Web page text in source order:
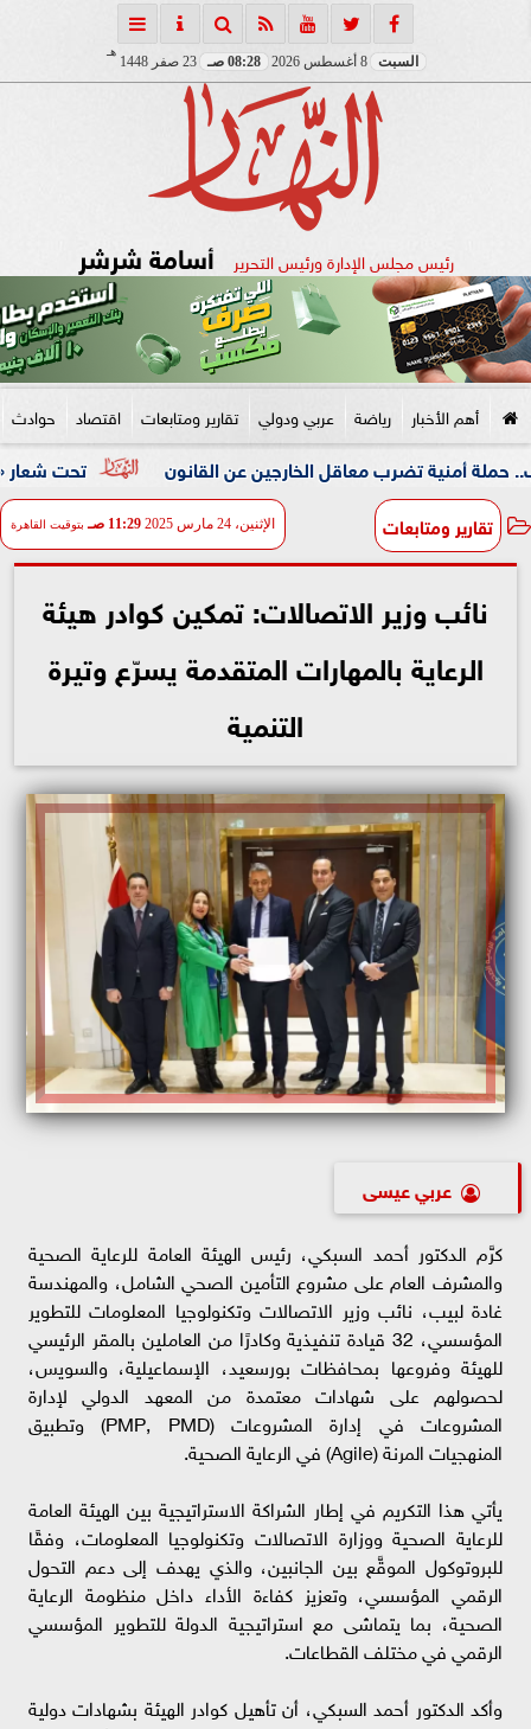
السبت 8 أغسطس 2026 08:28 صـ 23 صفر 1448
هـ
رئيس مجلس الإدارة ورئيس التحرير أسامة شرشر
أهم الأخبار رياضة عربي ودولي تقارير ومتابعات اقتصاد حوادث
تحت شعار «خدمة بيوت معاقل الخارجين عن القانون
تقارير ومتابعات الإثنين، 24 مارس 2025 11:29 صـ بتوقيت القاهرة
نائب وزير الاتصالات: تمكين كوادر هيئة
الرعاية بالمهارات المتقدمة يسرّع وتيرة
التنمية
عربي عيسى
كرَّم الدكتور أحمد السبكي، رئيس الهيئة العامة للرعاية الصحية
والمشرف العام على مشروع التأمين الصحي الشامل، والمهندسة
غادة لبيب، نائب وزير الاتصالات وتكنولوجيا المعلومات للتطوير
المؤسسي، 32 قيادة تنفيذية وكادرًا من العاملين بالمقر الرئيسي
للهيئة وفروعها بمحافظات بورسعيد، الإسماعيلية، والسويس،
لحصولهم على شهادات معتمدة من المعهد الدولي لإدارة
المشروعات في إدارة المشروعات (PMP, PMD) وتطبيق
المنهجيات المرنة (Agile) في الرعاية الصحية.
يأتي هذا التكريم في إطار الشراكة الاستراتيجية بين الهيئة العامة
للرعاية الصحية ووزارة الاتصالات وتكنولوجيا المعلومات، وفقًا
للبروتوكول الموقَّع بين الجانبين، والذي يهدف إلى دعم التحول
الرقمي المؤسسي، وتعزيز كفاءة الأداء داخل منظومة الرعاية
الصحية، بما يتماشى مع استراتيجية الدولة للتطوير المؤسسي
الرقمي في مختلف القطاعات.
وأكد الدكتور أحمد السبكي، أن تأهيل كوادر الهيئة بشهادات دولية